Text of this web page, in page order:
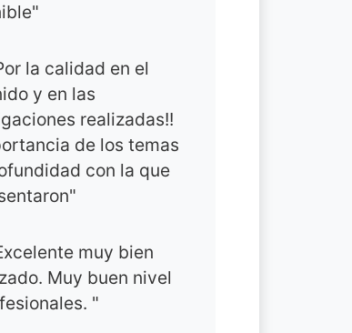
la calidad en el
y en las
realizadas!!
de los temas
con la que
muy bien
Muy buen nivel
"